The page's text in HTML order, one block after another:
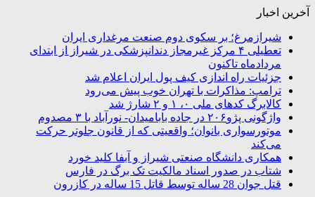
آخرین اخبار
شیرازمرغ؛ بر سکوی دوم صنعت مرغداری ایران
تعطیلی ۴ مرکز غیرمجاز دندانپزشکی در شیراز از ابتدای
مردادماه تاکنون
جزئیات راه اندازی کیف پول ایران اعلام شد
ترامپ: مذاکرات با تهران خوب پیش می‌رود
کالابرگ کدهای ملی ۰، ۱ و ۲ شارژ شد
واژگونی پژو۲۰۶ در جاده بابامیدان- نورآباد با ۳ مصدوم
موتورسواری بانوان؛ واقعیتی که از قانون جلوتر حرکت
می‌کند
همکاری دانشگاه صنعتی شیراز و آبفا کلید خورد
شتاب در صدور اسناد مالکیت تک برگ در فارس
قتل جوان 28 ساله توسط قاتل 15 ساله در کازرون